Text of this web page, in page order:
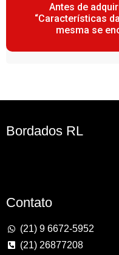
Antes de
“Características
mesma se
Bordados RL
Contato
(21) 9 6672-5952
(21) 26877208